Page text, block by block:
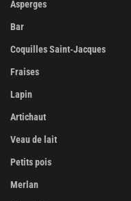
Asperges
Bar
Coquilles Saint-Jacques
Fraises
Lapin
Artichaut
Veau de lait
Petits pois
Merlan